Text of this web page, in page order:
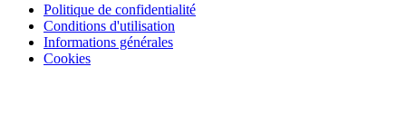
Politique de confidentialité
Conditions d'utilisation
Informations générales
Cookies